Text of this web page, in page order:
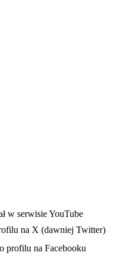
karcie
w serwisie YouTube
na X (dawniej Twitter)
karcie
profilu na Facebooku